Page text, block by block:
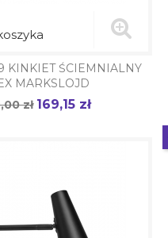
KINKIET ŚCIEMNIALNY
MARKSLOJD
zł Cena
169,15 zł